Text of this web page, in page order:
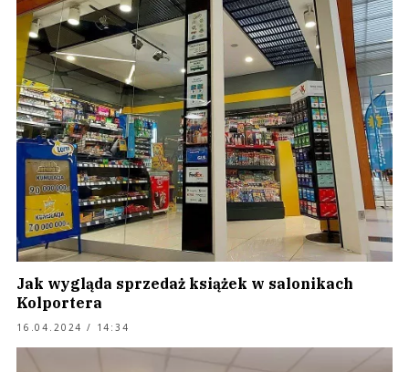
Jak wygląda sprzedaż książek w salonikach
Kolportera
16.04.2024 / 14:34